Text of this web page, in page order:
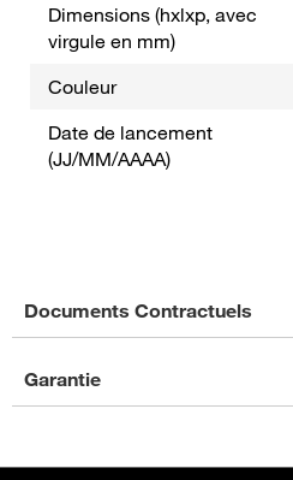
Dimensions (hxlxp, avec
virgule en mm)
Couleur
Date de lancement
(JJ/MM/AAAA)
Documents Contractuels
Garantie